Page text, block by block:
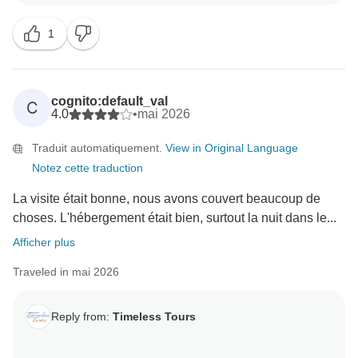
moment avec Timeless Tours.
Notre équipe est très fière d'organiser des
expériences sans faille, et je ne manquerai pas de
transmettre vos merveilleux compliments à votre
que leur amabilité et leurs connaissances ont rendu
votre voyage si spécial.
Nous espérons vous accueillir pour une autre
aventure à l'avenir !
Nous vous prions d'agréer, Madame, Monsieur,
1
C
cognito:default_val
4.0
•mai 2026
Traduit automatiquement. View in Original Language
Notez cette traduction
La visite était bonne, nous avons couvert beaucoup de
choses. L'hébergement était bien, surtout la nuit dans le...
Afficher plus
Traveled in mai 2026
Reply from: Timeless Tours